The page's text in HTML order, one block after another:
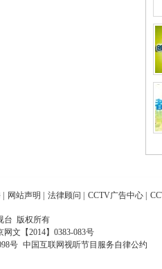
网站声明 法律顾问 CCTV广告中心
台 版权所有
网文【2014】0383-083号
号 中国互联网视听节目服务自律公约